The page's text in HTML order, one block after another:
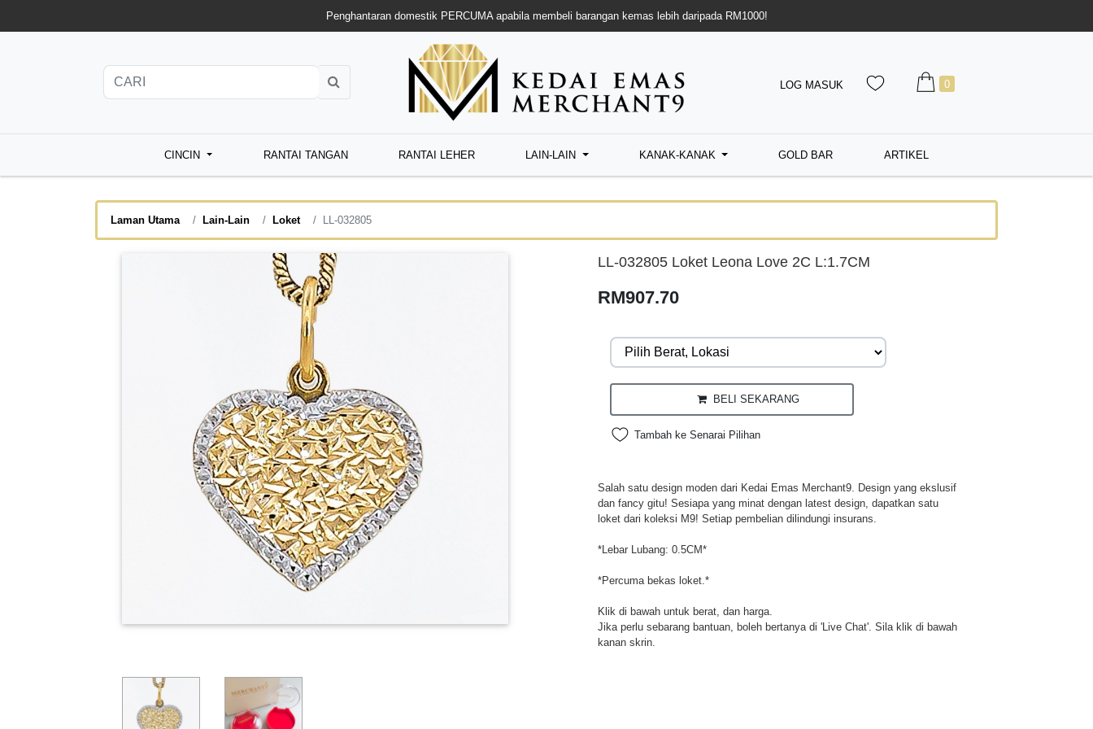
Penghantaran domestik PERCUMA apabila membeli barangan kemas lebih daripada RM1000!
LOG MASUK 0
CINCIN RANTAI TANGAN RANTAI LEHER LAIN-LAIN KANAK-KANAK GOLD BAR ARTIKEL
Laman Utama Lain-Lain Loket LL-032805
LL-032805 Loket Leona Love 2C L:1.7CM
RM907.70
BELI SEKARANG
Tambah ke Senarai Pilihan
Salah satu design moden dari Kedai Emas Merchant9. Design yang ekslusif
dan fancy gitu! Sesiapa yang minat dengan latest design, dapatkan satu
loket dari koleksi M9! Setiap pembelian dilindungi insurans.
*Lebar Lubang: 0.5CM*
*Percuma bekas loket.*
Klik di bawah untuk berat, dan harga.
Jika perlu sebarang bantuan, boleh bertanya di 'Live Chat'. Sila klik di bawah
kanan skrin.